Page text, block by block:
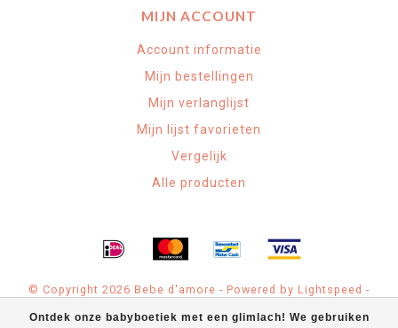
Ontdek onze babyboetiek met een glimlach! We gebruiken
MIJN ACCOUNT
Account informatie
Mijn bestellingen
Mijn verlanglijst
Mijn lijst favorieten
Vergelijk
Alle producten
© Copyright 2026 Bebe d'amore - Powered by Lightspeed -